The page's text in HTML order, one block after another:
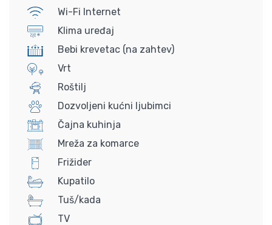
Wi-Fi Internet
Klima uređaj
Bebi krevetac (na zahtev)
Vrt
Roštilj
Dozvoljeni kućni ljubimci
Čajna kuhinja
Mreža za komarce
Frižider
Kupatilo
Tuš/kada
TV